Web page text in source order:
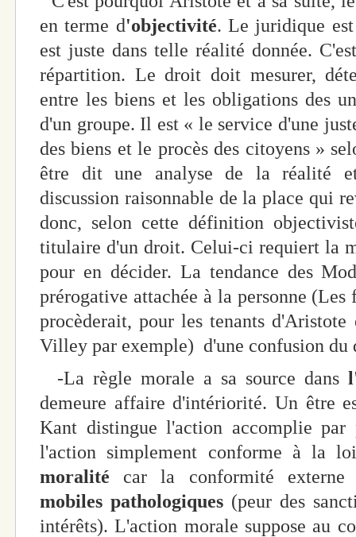
en terme d'objectivité. Le juridique
est juste dans telle réalité donnée.
répartition. Le droit doit mesurer,
entre les biens et les obligations des
d'un groupe. Il est « le service d'une
des biens et le procès des citoyens »
être dit une analyse de la réalité
discussion raisonnable de la place qui
donc, selon cette définition
titulaire d'un droit. Celui-ci requiert la
pour en décider. La tendance des
prérogative attachée à la personne
procèderait, pour les tenants
Villey par exemple) d'une confusion du
-La règle morale a sa source dans
demeure affaire d'intériorité. Un être
Kant distingue l'action accomplie
l'action simplement conforme à la
moralité car la conformité
mobiles pathologiques(peur des
intérêts). L'action morale suppose au